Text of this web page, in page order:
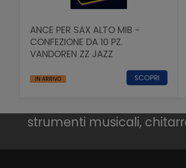
ANCE PER SAX ALTO MIB -
CONFEZIONE DA 10 PZ.
VANDOREN ZZ JAZZ
IN ARRIVO SCOPRI
strumenti musicali,